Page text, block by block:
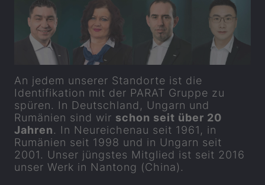
An jedem unserer Standorte ist die
Identifikation mit der PARAT Gruppe zu
spüren. In Deutschland, Ungarn und
Rumänien sind wir schon seit über 20
Jahren. In Neureichenau seit 1961, in
Rumänien seit 1998 und in Ungarn seit
2001. Unser jüngstes Mitglied ist seit 2016
unser Werk in Nantong (China).